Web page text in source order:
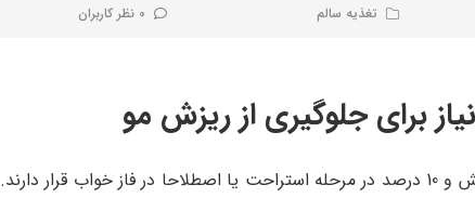
تغذیه سالم 0 نظر کاربران
برای جلوگیری از ریزش مو
تقریبا 90 درصد موها در مرحله رویش و 10 درصد در مرحله استراحت یا اصطلاحا در